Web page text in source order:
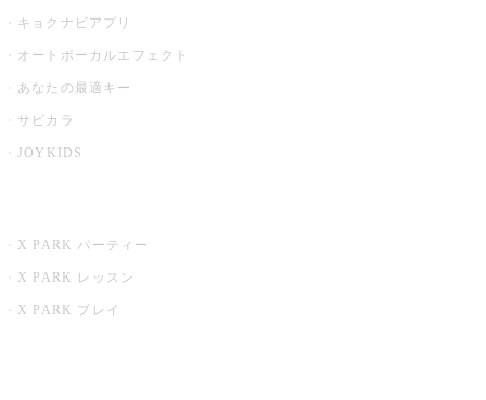
キョクナビアプリ
オートボーカルエフェクト
あなたの最適キー
サビカラ
JOYKIDS
X PARK パーティー
X PARK レッスン
X PARK プレイ